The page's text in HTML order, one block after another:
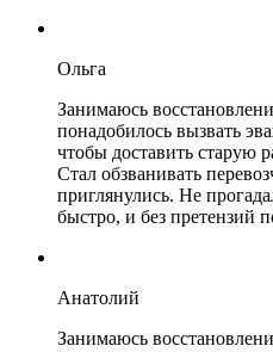
Ольга
Занимаюсь
понадобилось вызвать
чтобы доставить старую
Стал обзванивать
приглянулись. Не
быстро, и без претензий
Анатолий
Занимаюсь